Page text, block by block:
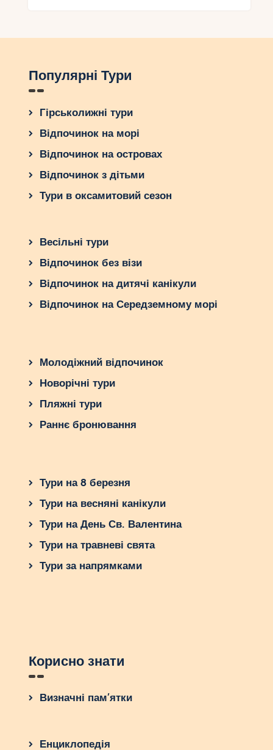
Популярні Тури
Гірськолижні тури
Відпочинок на морі
Відпочинок на островах
Відпочинок з дітьми
Тури в оксамитовий сезон
Весільні тури
Відпочинок без візи
Відпочинок на дитячі канікули
Відпочинок на Середземному морі
Молодіжний відпочинок
Новорічні тури
Пляжні тури
Раннє бронювання
Тури на 8 березня
Тури на весняні канікули
Тури на День Св. Валентина
Тури на травневі свята
Тури за напрямками
Корисно знати
Визначні пам’ятки
Енциклопедія